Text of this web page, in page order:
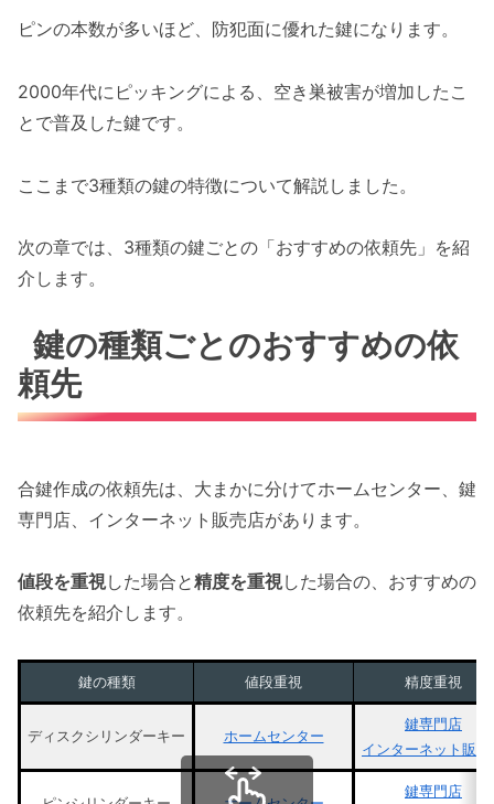
ピンの本数が多いほど、防犯面に優れた鍵になります。
2000年代にピッキングによる、空き巣被害が増加したこ
とで普及した鍵です。
ここまで3種類の鍵の特徴について解説しました。
次の章では、3種類の鍵ごとの「おすすめの依頼先」を紹
介します。
鍵の種類ごとのおすすめの依
頼先
合鍵作成の依頼先は、大まかに分けてホームセンター、鍵
専門店、インターネット販売店があります。
値段を重視した場合と精度を重視した場合の、おすすめの
依頼先を紹介します。
鍵の種類 値段重視 精度重視
ディスクシリンダーキー ホームセンター
鍵専門店
インターネット販売
鍵専門店